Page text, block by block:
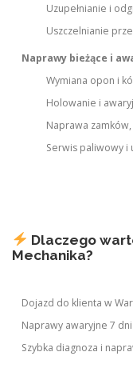
Uzupełnianie i
Uszczelnianie
Naprawy bieżące i
Wymiana opon i
Holowanie i
Naprawa
Serwis paliwowy i
Dlaczego
Mechanika?
Dojazd do klienta w
Naprawy awaryjne 7
Szybka diagnoza i